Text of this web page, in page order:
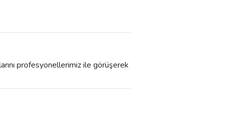
profesyonellerimiz ile görüşerek